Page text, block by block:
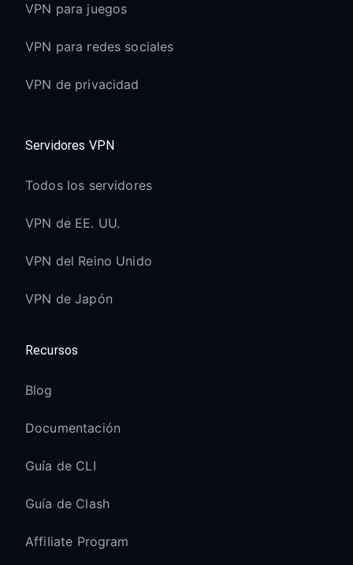
VPN para juegos
VPN para redes sociales
VPN de privacidad
Servidores VPN
Todos los servidores
VPN de EE. UU.
VPN del Reino Unido
VPN de Japón
Recursos
Blog
Documentación
Guía de CLI
Guía de Clash
Affiliate Program